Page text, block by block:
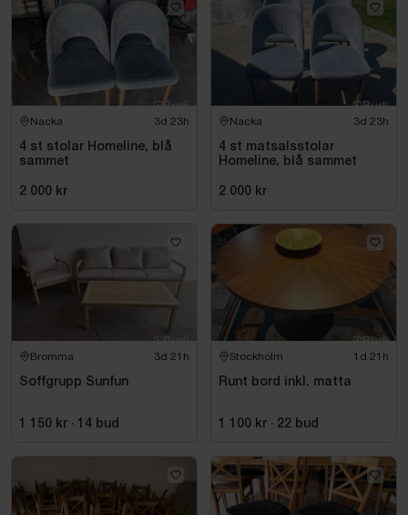
Nacka 3d 23h
4 st stolar Homeline, blå
sammet
2 000 kr
Nacka 3d 23h
4 st matsalsstolar
Homeline, blå sammet
2 000 kr
Bromma 3d 21h
Soffgrupp Sunfun
1 150 kr · 14 bud
Stockholm 1d 21h
Runt bord inkl. matta
1 100 kr · 22 bud